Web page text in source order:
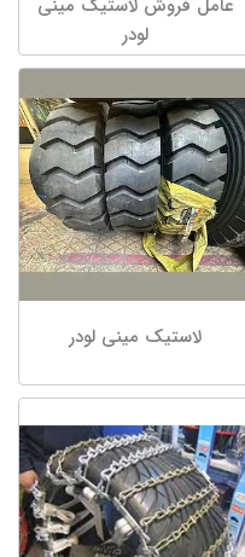
عامل فروش لاستیک مینی
لودر
لاستیک مینی لودر